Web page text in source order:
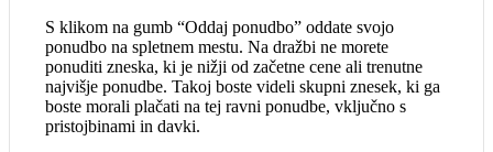
S klikom na gumb “Oddaj ponudbo” oddate svojo
ponudbo na spletnem mestu. Na dražbi ne morete
ponuditi zneska, ki je nižji od začetne cene ali trenutne
najvišje ponudbe. Takoj boste videli skupni znesek, ki ga
boste morali plačati na tej ravni ponudbe, vključno s
pristojbinami in davki.